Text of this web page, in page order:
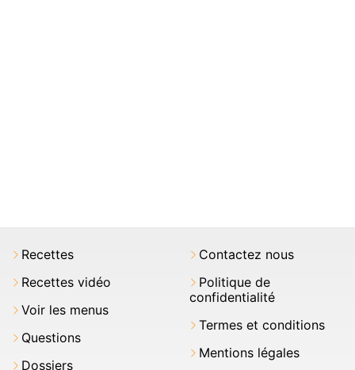
Recettes
Recettes vidéo
Voir les menus
Questions
Dossiers
Contactez nous
Politique de
confidentialité
Termes et conditions
Mentions légales